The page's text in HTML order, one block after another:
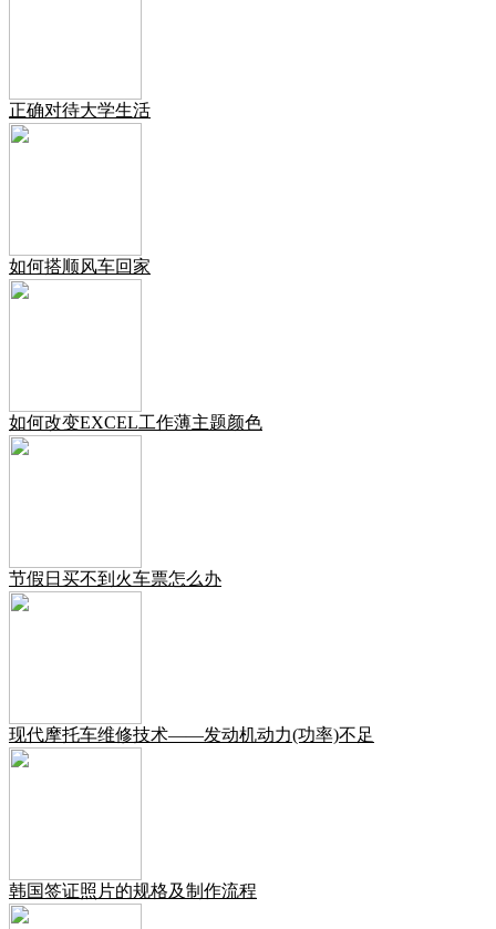
正确对待大学生活
如何搭顺风车回家
如何改变EXCEL工作薄主题颜色
节假日买不到火车票怎么办
现代摩托车维修技术——发动机动力(功率)不足
韩国签证照片的规格及制作流程